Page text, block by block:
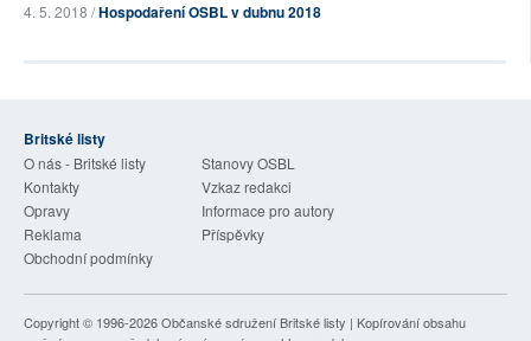
4. 5. 2018 /Hospodaření OSBL v dubnu 2018
Britské listy
O nás - Britské listy
Stanovy OSBL
Kontakty
Vzkaz redakci
Opravy
Informace pro autory
Reklama
Příspěvky
Obchodní podmínky
Copyright © 1996-2026Občanské sdružení Britské listy | Kopírování obsahu